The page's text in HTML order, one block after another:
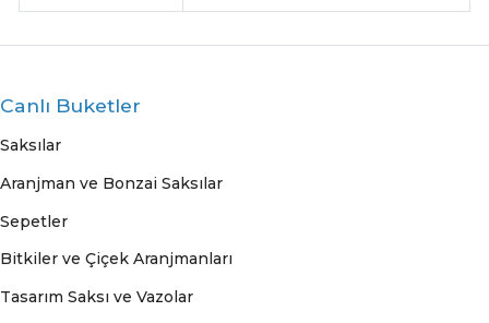
Canlı Buketler
Saksılar
Aranjman ve Bonzai Saksılar
Sepetler
Bitkiler ve Çiçek Aranjmanları
Tasarım Saksı ve Vazolar